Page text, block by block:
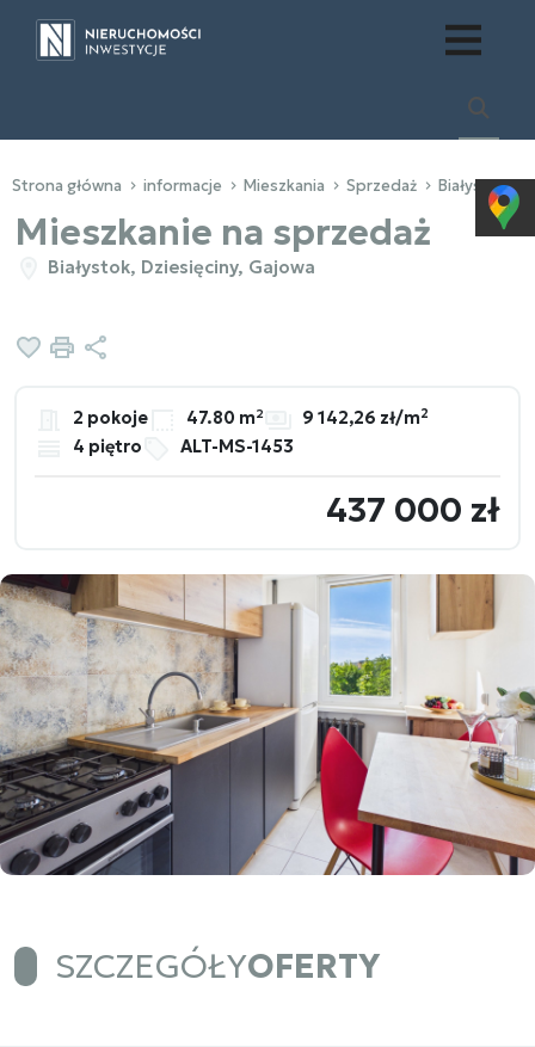
Strona główna informacje Mieszkania Sprzedaż Białystok
Mieszkanie na sprzedaż
Białystok, Dziesięciny, Gajowa
Dodaj do ulubionych
Drukuj
2 pokoje 47.80 m² 9 142,26 zł/m2
4 piętro ALT-MS-1453
437 000 zł
SZCZEGÓŁYOFERTY